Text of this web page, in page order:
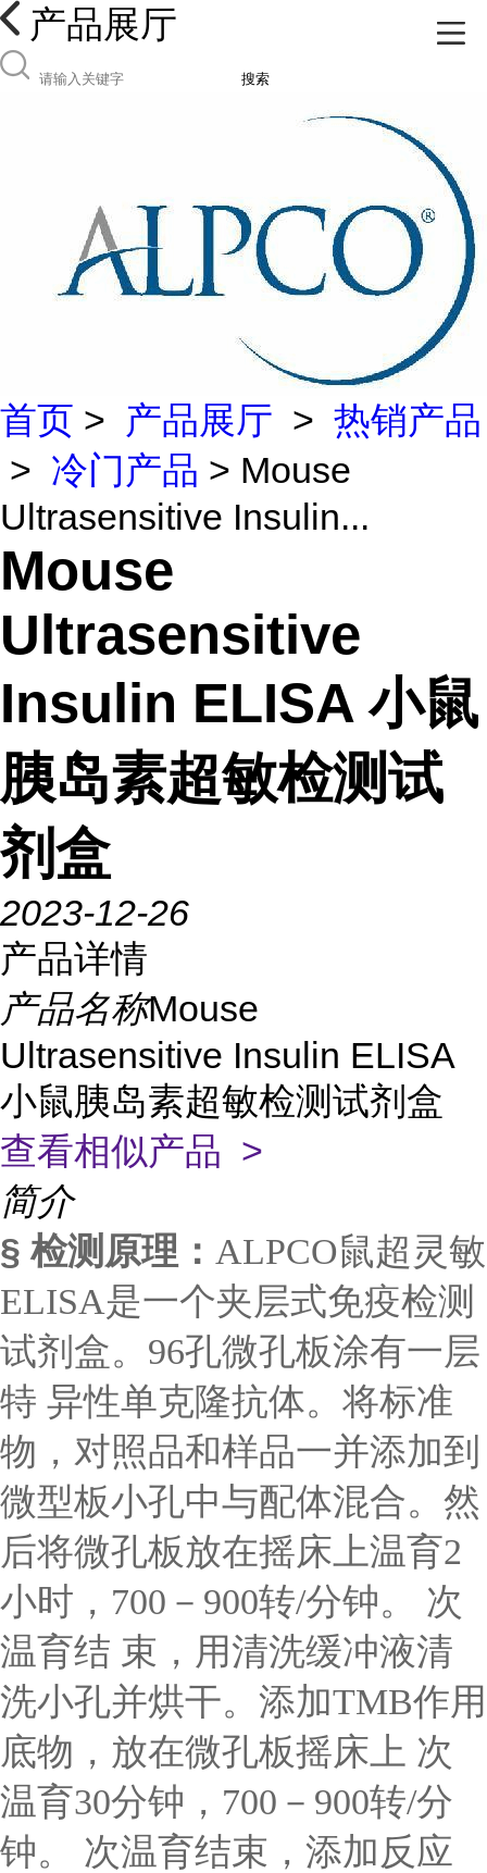
产品展厅
搜索
首页 > 产品展厅 > 热销产品
> 冷门产品 > Mouse
Ultrasensitive Insulin...
Mouse
Ultrasensitive
Insulin ELISA 小鼠
胰岛素超敏检测试
剂盒
2023-12-26
产品详情
产品名称Mouse
Ultrasensitive Insulin ELISA
小鼠胰岛素超敏检测试剂盒
查看相似产品 >
简介
§ 检测原理： ALPCO鼠超灵敏
ELISA是一个夹层式免疫检测
试剂盒。96孔微孔板涂有一层
特 异性单克隆抗体。将标准
物，对照品和样品一并添加到
微型板小孔中与配体混合。然
后将微孔板放在摇床上温育2
小时，700－900转/分钟。 次
温育结 束，用清洗缓冲液清
洗小孔并烘干。添加TMB作用
底物，放在微孔板摇床上 次
温育30分钟，700－900转/分
钟。 次温育结束，添加反应